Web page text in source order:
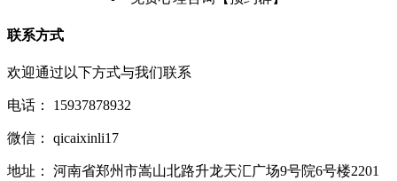
联系方式
欢迎通过以下方式与我们联系
电话： 15937878932
微信： qicaixinli17
地址：
河南省郑州市嵩山北路升龙天汇广场9号院6号楼2201